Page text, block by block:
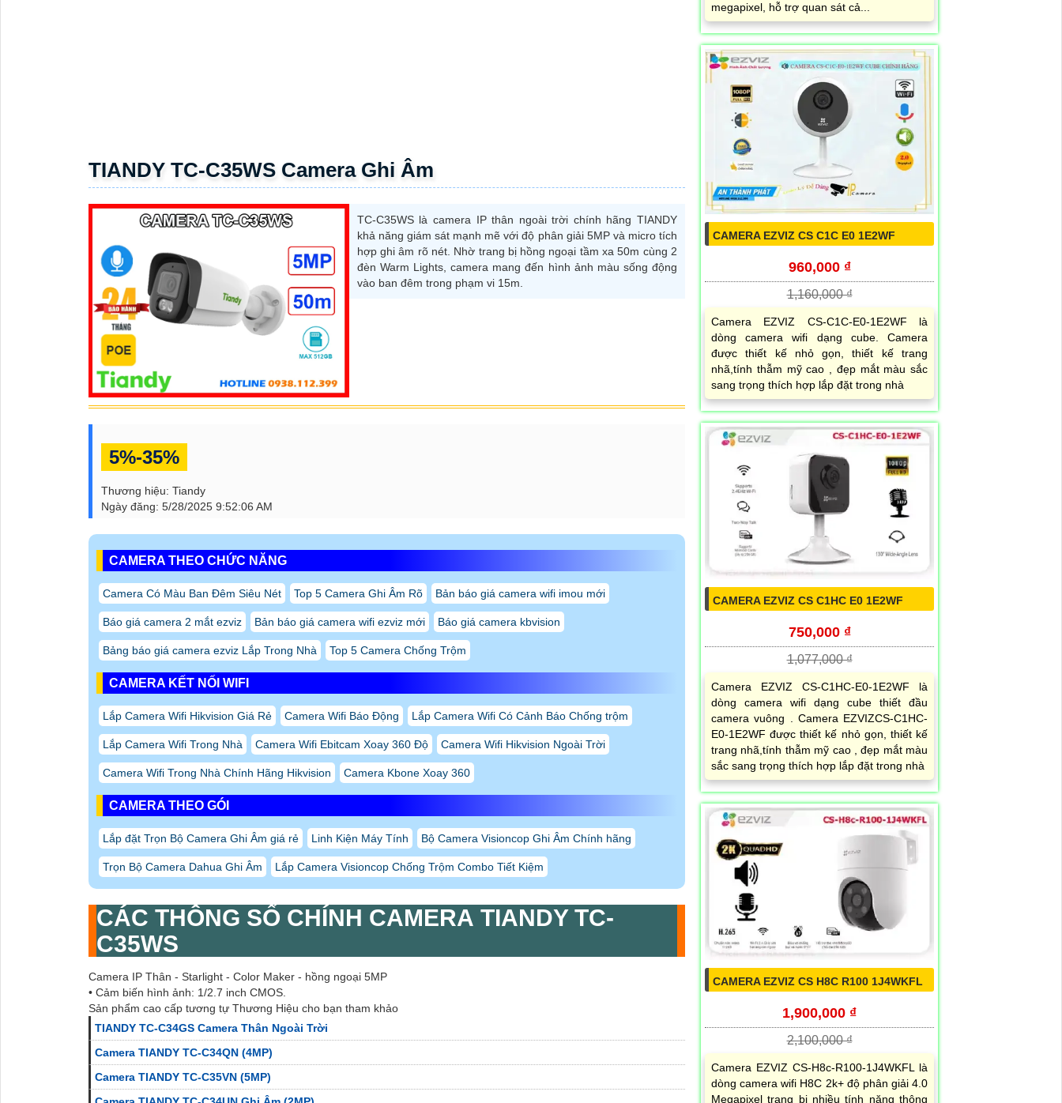
TIANDY TC-C35WS Camera Ghi Âm
TC-C35WS là camera IP thân ngoài trời chính hãng TIANDY
khả năng giám sát mạnh mẽ với độ phân giải 5MP và micro tích
hợp ghi âm rõ nét. Nhờ trang bị hồng ngoại tầm xa 50m cùng 2
đèn Warm Lights, camera mang đến hình ảnh màu sống động
vào ban đêm trong phạm vi 15m.
5%-35%
Thương hiệu: Tiandy
Ngày đăng: 5/28/2025 9:52:06 AM
CAMERA THEO CHỨC NĂNG
Camera Có Màu Ban Đêm Siêu Nét Top 5 Camera Ghi Âm Rõ Bản báo giá camera wifi imou mới
Báo giá camera 2 mắt ezviz Bản báo giá camera wifi ezviz mới Báo giá camera kbvision
Bảng báo giá camera ezviz Lắp Trong Nhà Top 5 Camera Chống Trộm
CAMERA KẾT NỐI WIFI
Lắp Camera Wifi Hikvision Giá Rẻ Camera Wifi Báo Động Lắp Camera Wifi Có Cảnh Báo Chống trộm
Lắp Camera Wifi Trong Nhà Camera Wifi Ebitcam Xoay 360 Độ Camera Wifi Hikvision Ngoài Trời
Camera Wifi Trong Nhà Chính Hãng Hikvision Camera Kbone Xoay 360
CAMERA THEO GÓI
Lắp đặt Trọn Bộ Camera Ghi Âm giá rẻ Linh Kiện Máy Tính Bộ Camera Visioncop Ghi Âm Chính hãng
Trọn Bộ Camera Dahua Ghi Âm Lắp Camera Visioncop Chống Trộm Combo Tiết Kiệm
CÁC THÔNG SỐ CHÍNH CAMERA TIANDY TC-
C35WS
Camera IP Thân - Starlight - Color Maker - hồng ngoại 5MP
• Cảm biến hình ảnh: 1/2.7 inch CMOS.
Sản phẩm cao cấp tương tự Thương Hiệu cho bạn tham khảo
TIANDY TC-C34GS Camera Thân Ngoài Trời
Camera TIANDY TC-C34QN (4MP)
Camera TIANDY TC-C35VN (5MP)
megapixel, hỗ trợ quan sát cả...
CAMERA EZVIZ CS C1C E0 1E2WF
960,000 ₫
1,160,000 ₫
Camera EZVIZ CS-C1C-E0-1E2WF là
dòng camera wifi dạng cube. Camera
được thiết kế nhỏ gọn, thiết kế trang
nhã,tính thẫm mỹ cao , đẹp mắt màu sắc
sang trọng thích hợp lắp đặt trong nhà
CAMERA EZVIZ CS C1HC E0 1E2WF
750,000 ₫
1,077,000 ₫
Camera EZVIZ CS-C1HC-E0-1E2WF là
dòng camera wifi dạng cube thiết đầu
camera vuông . Camera EZVIZCS-C1HC-
E0-1E2WF được thiết kế nhỏ gọn, thiết kế
trang nhã,tính thẫm mỹ cao , đẹp mắt màu
sắc sang trọng thích hợp lắp đặt trong nhà
CAMERA EZVIZ CS H8C R100 1J4WKFL
1,900,000 ₫
2,100,000 ₫
Camera EZVIZ CS-H8c-R100-1J4WKFL là
dòng camera wifi H8C 2k+ độ phân giải 4.0
Megapixel trang bị nhiều tính năng thông